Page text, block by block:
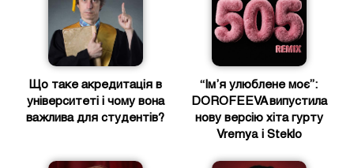
Що таке акредитація в
університеті і чому вона
важлива для студентів?
“Ім’я улюблене моє”:
DOROFEEVA випустила
нову версію хіта гурту
Vremya i Steklo